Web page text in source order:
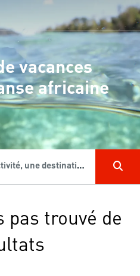
vacances
africaine
Rechercher un séjour, une activité, une destination...
pas trouvé de